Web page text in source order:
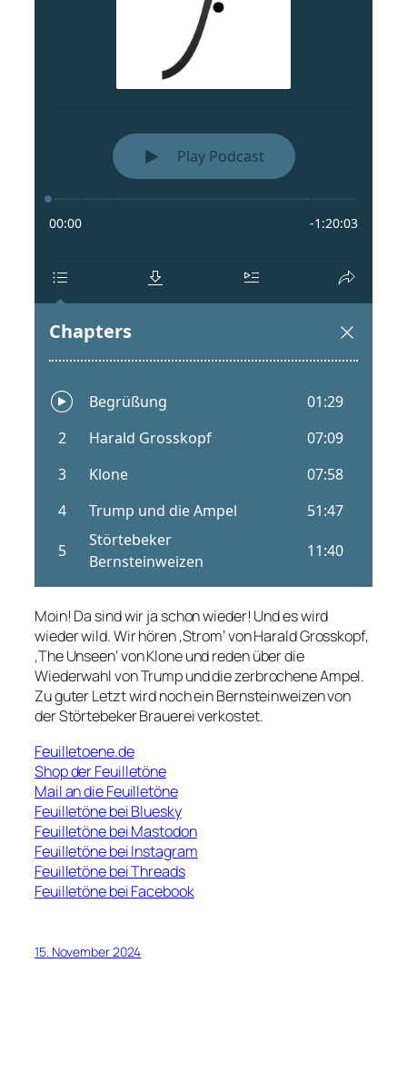
Moin! Da sind wir ja schon wieder! Und es wird
wieder wild. Wir hören ‚Strom‘ von Harald Grosskopf,
‚The Unseen‘ von Klone und reden über die
Wiederwahl von Trump und die zerbrochene Ampel.
Zu guter Letzt wird noch ein Bernsteinweizen von
der Störtebeker Brauerei verkostet.
Feuilletoene.de
Shop der Feuilletöne
Mail an die Feuilletöne
Feuilletöne bei Bluesky
Feuilletöne bei Mastodon
Feuilletöne bei Instagram
Feuilletöne bei Threads
Feuilletöne bei Facebook
15. November 2024